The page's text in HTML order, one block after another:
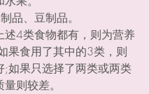
品、豆制品。
述4类食物都有，则为营养
果食用了其中的3类，则
;如果只选择了两类或两类
则较差。